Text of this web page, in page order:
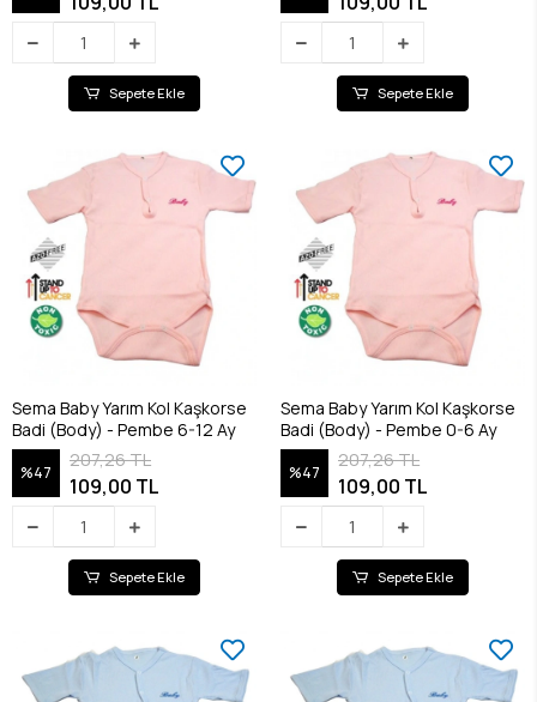
Sepete Ekle Sepete Ekle
Sema Baby Yarım Kol Kaşkorse
Badi (Body) - Pembe 6-12 Ay
%47
207,26 TL
109,00 TL
Sepete Ekle
Sema Baby Yarım Kol Kaşkorse
Badi (Body) - Pembe 0-6 Ay
%47
207,26 TL
109,00 TL
Sepete Ekle